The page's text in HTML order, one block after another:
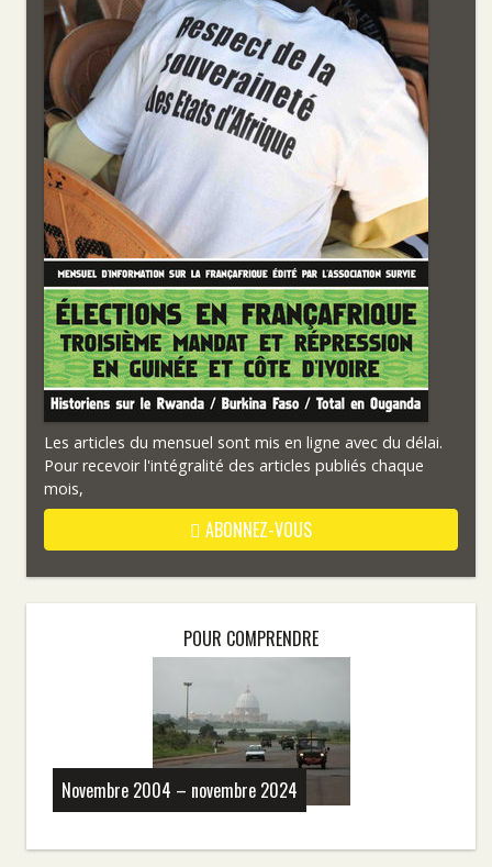
Les articles du mensuel sont mis en ligne avec du délai.
Pour recevoir l'intégralité des articles publiés chaque
mois,
ABONNEZ-VOUS
POUR COMPRENDRE
Novembre 2004 – novembre 2024